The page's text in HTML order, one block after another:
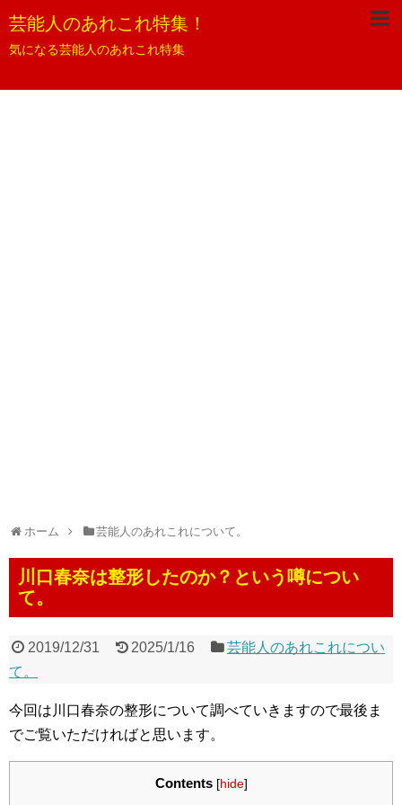
芸能人のあれこれ特集！
気になる芸能人のあれこれ特集
ホーム 芸能人のあれこれについて。
川口春奈は整形したのか？という噂につい
て。
2019/12/31 2025/1/16
芸能人のあれこれについ
て。
今回は川口春奈の整形について調べていきますので最後ま
でご覧いただければと思います。
Contents [hide]